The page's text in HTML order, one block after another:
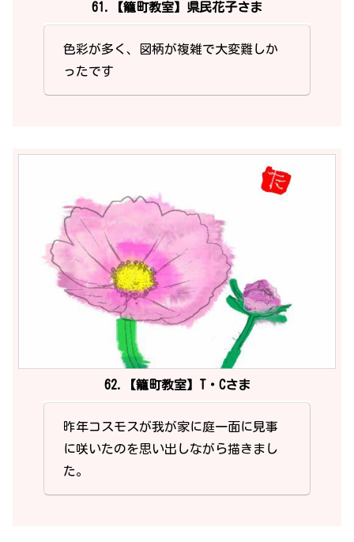
61.【籠町教室】県民花子さま
色彩が多く、図柄が複雑で大変難しか
ったです
62.【籠町教室】T・Cさま
昨年コスモスが我が家に庭一面に見事
に咲いたのを思い出しながら描きまし
た。